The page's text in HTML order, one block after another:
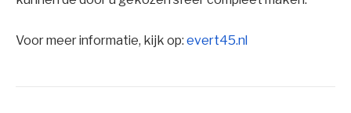
Voor meer informatie, kijk op: evert45.nl